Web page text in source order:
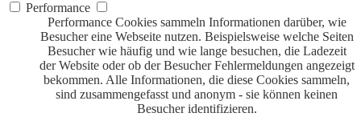
Performance
Performance Cookies sammeln Informationen darüber, wie
Besucher eine Webseite nutzen. Beispielsweise welche Seiten
Besucher wie häufig und wie lange besuchen, die Ladezeit
der Website oder ob der Besucher Fehlermeldungen angezeigt
bekommen. Alle Informationen, die diese Cookies sammeln,
sind zusammengefasst und anonym - sie können keinen
Besucher identifizieren.